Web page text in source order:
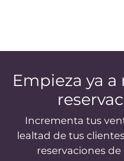
Empieza ya
Incrementa tus
lealtad de tus
reservaciones